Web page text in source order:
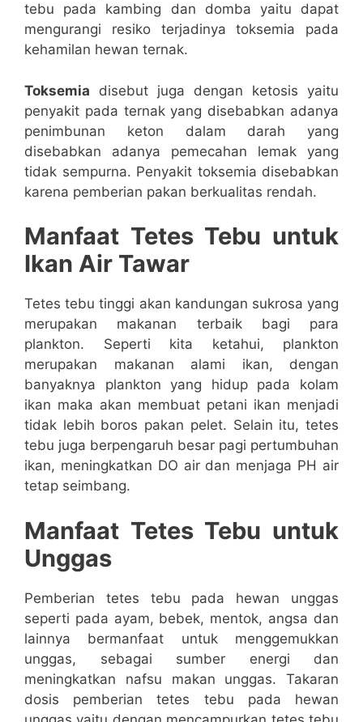
tebu pada kambing dan domba yaitu dapat
mengurangi resiko terjadinya toksemia pada
kehamilan hewan ternak.
Toksemia disebut juga dengan ketosis yaitu
penyakit pada ternak yang disebabkan adanya
penimbunan keton dalam darah yang
disebabkan adanya pemecahan lemak yang
tidak sempurna. Penyakit toksemia disebabkan
karena pemberian pakan berkualitas rendah.
Manfaat Tetes Tebu untuk
Ikan Air Tawar
Tetes tebu tinggi akan kandungan sukrosa yang
merupakan makanan terbaik bagi para
plankton. Seperti kita ketahui, plankton
merupakan makanan alami ikan, dengan
banyaknya plankton yang hidup pada kolam
ikan maka akan membuat petani ikan menjadi
tidak lebih boros pakan pelet. Selain itu, tetes
tebu juga berpengaruh besar pagi pertumbuhan
ikan, meningkatkan DO air dan menjaga PH air
tetap seimbang.
Manfaat Tetes Tebu untuk
Unggas
Pemberian tetes tebu pada hewan unggas
seperti pada ayam, bebek, mentok, angsa dan
lainnya bermanfaat untuk menggemukkan
unggas, sebagai sumber energi dan
meningkatkan nafsu makan unggas. Takaran
dosis pemberian tetes tebu pada hewan